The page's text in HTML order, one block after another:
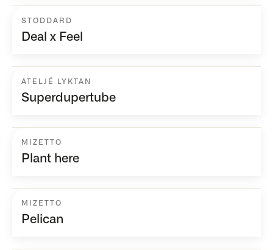
STODDARD
Deal x Feel
ATELJÉ LYKTAN
Superdupertube
MIZETTO
Plant here
MIZETTO
Pelican